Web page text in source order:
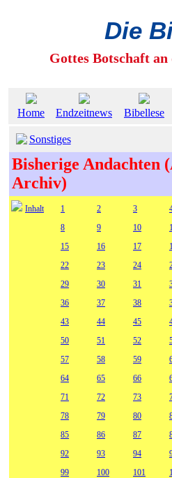
Die
Gottes Botschaft
Home Endzeitnews Bibellese
Sonstiges
Bisherige Andachten
Archiv)
Inhalt 1 2 3
8
9 10
15
16 17
22
23 24
29
30 31
36
37 38
43
44 45
50
51 52
57
58 59
64
65 66
71
72 73
78
79 80
85
86 87
92
93 94
99
100 101